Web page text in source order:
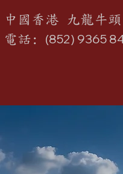
中國香港 九龍牛
電話: (852) 9365